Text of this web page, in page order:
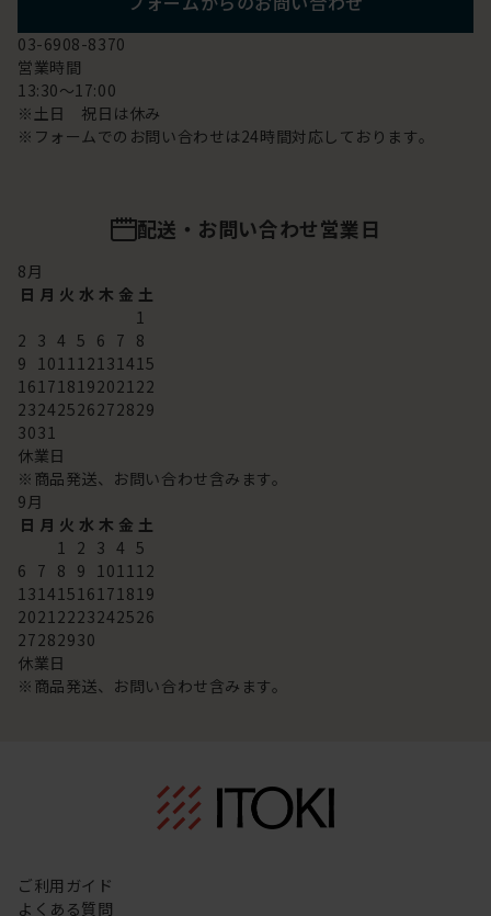
03-6908-8370
営業時間
13:30～17:00
※土日 祝日は休み
※フォームでのお問い合わせは24時間対応しております。
配送・お問い合わせ営業日
8月
日 月 火 水 木 金 土
1
2 3 4 5 6 7 8
9 101112131415
16171819202122
23242526272829
3031
休業日
※商品発送、お問い合わせ含みます。
9月
日 月 火 水 木 金 土
1 2 3 4 5
6 7 8 9 101112
13141516171819
20212223242526
27282930
休業日
※商品発送、お問い合わせ含みます。
ご利用ガイド
よくある質問